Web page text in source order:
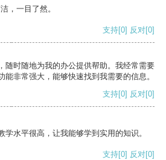
，一目了然。
支持[0] 反对[0]
随时随地为我的办公提供帮助。我经常需要
能非常强大，能够快速找到我需要的信息。
支持[0] 反对[0]
学水平很高，让我能够学到实用的知识。
支持[0] 反对[0]